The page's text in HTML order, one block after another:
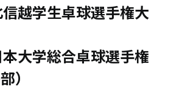
越学生卓球選手権大
大学総合卓球選手権
）